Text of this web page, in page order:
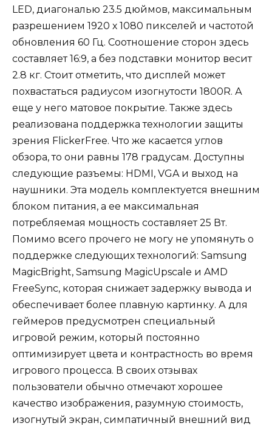
LED, диагональю 23.5 дюймов, максимальным
разрешением 1920 х 1080 пикселей и частотой
обновления 60 Гц. Соотношение сторон здесь
составляет 16:9, а без подставки монитор весит
2.8 кг. Стоит отметить, что дисплей может
похвастаться радиусом изогнутости 1800R. А
еще у него матовое покрытие. Также здесь
реализована поддержка технологии защиты
зрения FlickerFree. Что же касается углов
обзора, то они равны 178 градусам. Доступны
следующие разъемы: HDMI, VGA и выход на
наушники. Эта модель комплектуется внешним
блоком питания, а ее максимальная
потребляемая мощность составляет 25 Вт.
Помимо всего прочего не могу не упомянуть о
поддержке следующих технологий: Samsung
MagicBright, Samsung MagicUpscale и AMD
FreeSync, которая снижает задержку вывода и
обеспечивает более плавную картинку. А для
геймеров предусмотрен специальный
игровой режим, который постоянно
оптимизирует цвета и контрастность во время
игрового процесса. В своих отзывах
пользователи обычно отмечают хорошее
качество изображения, разумную стоимость,
изогнутый экран, симпатичный внешний вид